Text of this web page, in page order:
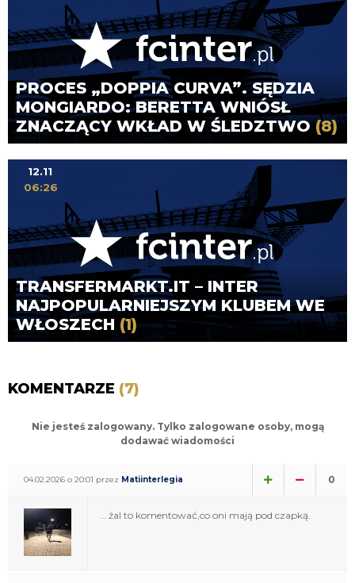
PROCES „DOPPIA CURVA”. SĘDZIA
MONGIARDO: BERETTA WNIÓSŁ
ZNACZĄCY WKŁAD W ŚLEDZTWO(8)
TRANSFERMARKT.IT – INTER
NAJPOPULARNIEJSZYM KLUBEM WE
WŁOSZECH (1)
12.11
06:26
KOMENTARZE (7)
Nie jesteś zalogowany. Tylko zalogowane osoby, mogą
dodawać wiadomości
04.02.2026 o 20:01 przez Matiinterlegia 0
… żal to komentować,co oni mają pod czapką.